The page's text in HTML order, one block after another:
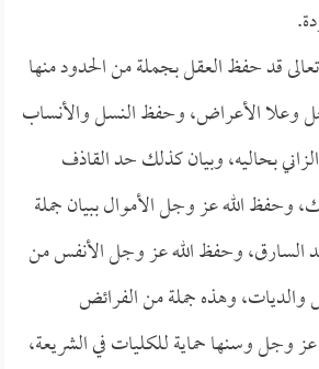
قد حفظ العقل بجملة من الحدود منها
وعلا الأعراض، وحفظ النسل والأنساب
بحاليه، وبيان كذلك حد القاذف
الله عز وجل الأموال ببيان جملة
السارق، وحفظ الله عز وجل الأنفس من
وهذه جملة من الفرائض
وجل وسنها حماية للكليات في الشريعة،